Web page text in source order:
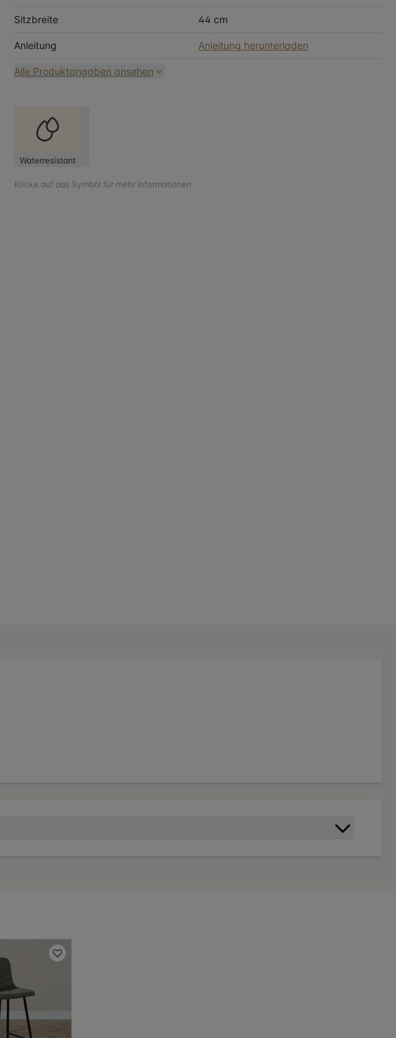
Sitzbreite 44 cm
Anleitung Anleitung herunterladen
Alle Produktangaben ansehen
Waterresistant
Klicke auf das Symbol für mehr Informationen